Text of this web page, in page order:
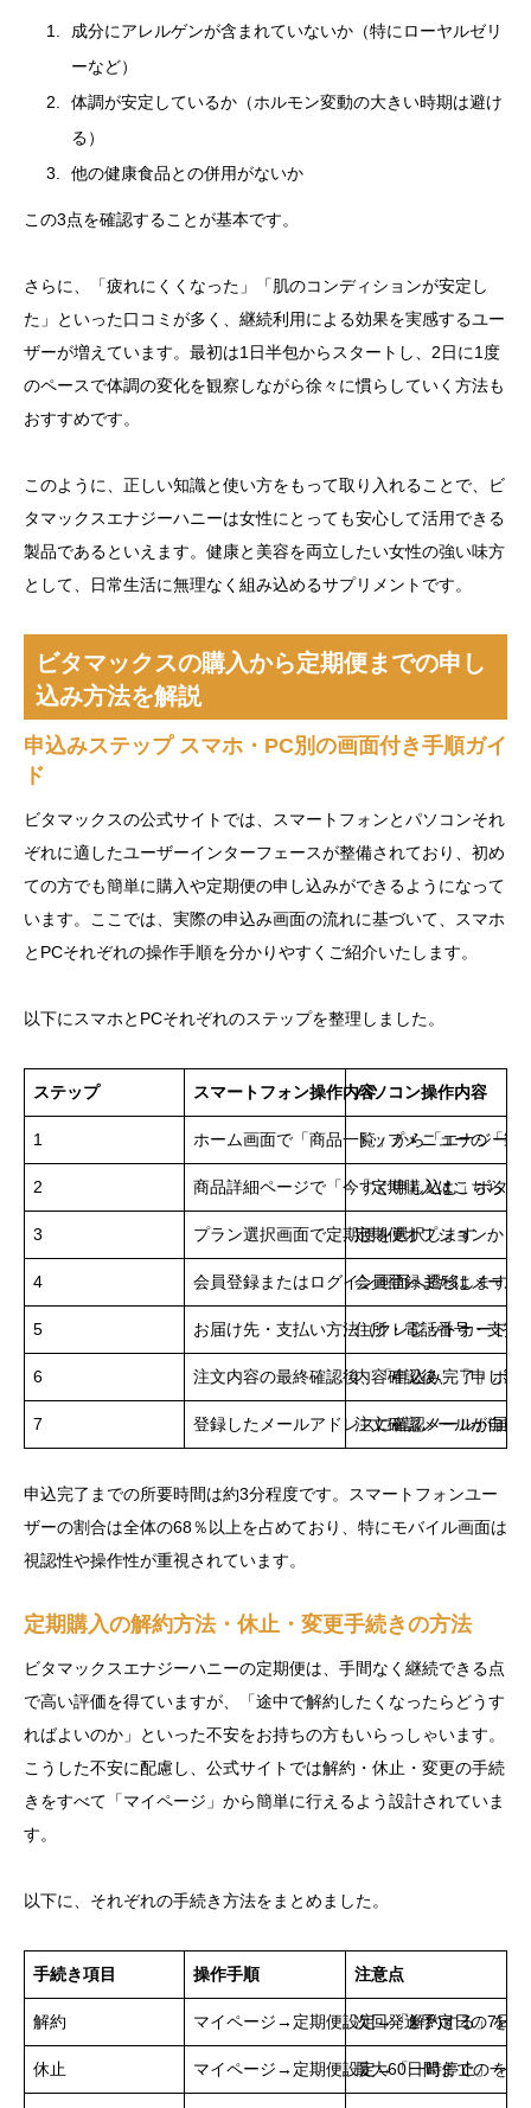
成分にアレルゲンが含まれていないか（特にローヤルゼリ
ーなど）
体調が安定しているか（ホルモン変動の大きい時期は避け
る）
他の健康食品との併用がないか
この3点を確認することが基本です。
さらに、「疲れにくくなった」「肌のコンディションが安定し
た」といった口コミが多く、継続利用による効果を実感するユー
ザーが増えています。最初は1日半包からスタートし、2日に1度
のペースで体調の変化を観察しながら徐々に慣らしていく方法も
おすすめです。
このように、正しい知識と使い方をもって取り入れることで、ビ
タマックスエナジーハニーは女性にとっても安心して活用できる
製品であるといえます。健康と美容を両立したい女性の強い味方
として、日常生活に無理なく組み込めるサプリメントです。
ビタマックスの購入から定期便までの申し
込み方法を解説
申込みステップ スマホ・PC別の画面付き手順ガイ
ド
ビタマックスの公式サイトでは、スマートフォンとパソコンそれ
ぞれに適したユーザーインターフェースが整備されており、初め
ての方でも簡単に購入や定期便の申し込みができるようになって
います。ここでは、実際の申込み画面の流れに基づいて、スマホ
とPCそれぞれの操作手順を分かりやすくご紹介いたします。
以下にスマホとPCそれぞれのステップを整理しました。
ステップ スマートフォン操作内容パソコン操作内容
1 ホーム画面で「商品一覧」から「エナジー
トップメニューの「製
2 商品詳細ページで「今すぐ申し込む」ボタン
「定期購入はこちら」
3 プラン選択画面で定期便を選択します
定期便オプションから
4 会員登録またはログイン画面へ遷移します
会員登録またはメール
5 お届け先・支払い方法（クレジットカード
住所・電話番号・支払
6 注文内容の最終確認後、「申込み完了」ボタ
内容確認後、「申し込
7 登録したメールアドレスに確認メールが届
注文確認メールが自動
申込完了までの所要時間は約3分程度です。スマートフォンユー
ザーの割合は全体の68％以上を占めており、特にモバイル画面は
視認性や操作性が重視されています。
定期購入の解約方法・休止・変更手続きの方法
ビタマックスエナジーハニーの定期便は、手間なく継続できる点
で高い評価を得ていますが、「途中で解約したくなったらどうす
ればよいのか」といった不安をお持ちの方もいらっしゃいます。
こうした不安に配慮し、公式サイトでは解約・休止・変更の手続
きをすべて「マイページ」から簡単に行えるよう設計されていま
す。
以下に、それぞれの手続き方法をまとめました。
手続き項目 操作手順 注意点
解約 マイページ→定期便設定→「解約する」を選
次回発送予定日の7日
休止 マイページ→定期便設定→「一時停止」を選
最大60日間までの一時